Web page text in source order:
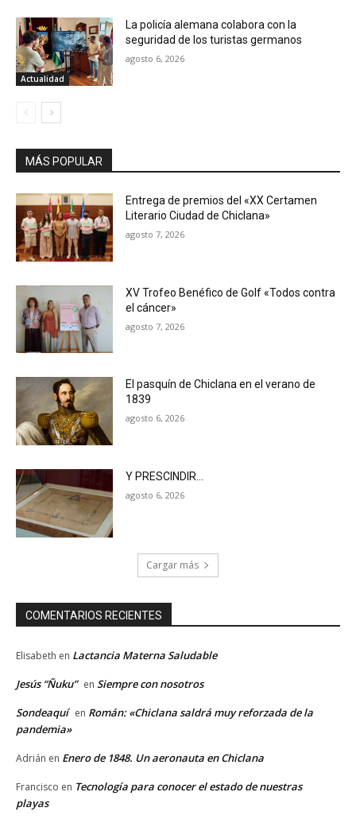
Actualidad
La policía alemana colabora con la
seguridad de los turistas germanos
agosto 6, 2026
MÁS POPULAR
Entrega de premios del «XX Certamen
Literario Ciudad de Chiclana»
agosto 7, 2026
XV Trofeo Benéfico de Golf «Todos contra
el cáncer»
agosto 7, 2026
El pasquín de Chiclana en el verano de
1839
agosto 6, 2026
Y PRESCINDIR…
agosto 6, 2026
Cargar más
COMENTARIOS RECIENTES
Elisabeth en Lactancia Materna Saludable
Jesús “Ñuku” en Siempre con nosotros
Sondeaquí en Román: «Chiclana saldrá muy reforzada de la
pandemia»
Adrián en Enero de 1848. Un aeronauta en Chiclana
Francisco en Tecnología para conocer el estado de nuestras
playas